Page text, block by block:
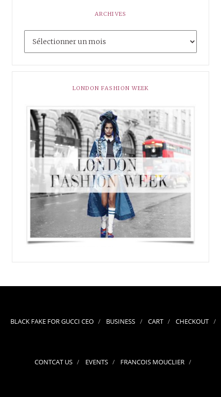
ARCHIVES
LONDON FASHION WEEK
BLACK FAKE FOR GUCCI CEO BUSINESS CART CHECKOUT
CONTCAT US EVENTS FRANCOIS MOUCLIER